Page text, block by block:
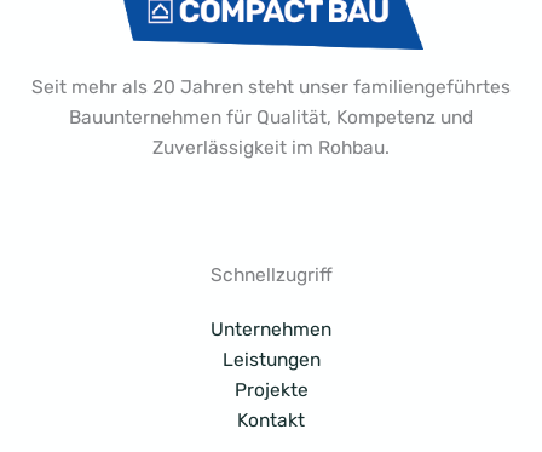
Seit mehr als 20 Jahren steht unser familiengeführtes
Bauunternehmen für Qualität, Kompetenz und
Zuverlässigkeit im Rohbau.
Schnellzugriff
Unternehmen
Leistungen
Projekte
Kontakt